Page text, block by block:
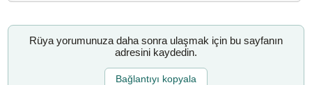
Rüya yorumunuza daha sonra ulaşmak için bu sayfanın
adresini kaydedin.
Bağlantıyı kopyala